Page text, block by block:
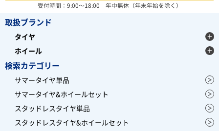
受付時間：9:00～18:00 年中無休（年末年始を除く）
取扱ブランド
タイヤ
ホイール
検索カテゴリー
サマータイヤ単品
サマータイヤ&ホイールセット
スタッドレスタイヤ単品
スタッドレスタイヤ&ホイールセット